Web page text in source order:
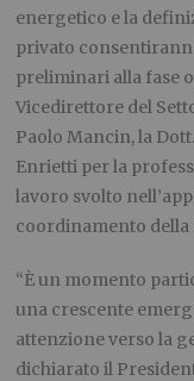
energetico e la
privato
preliminari alla fase
Vicedirettore del
Paolo Mancin, la
Enrietti per la
lavoro svolto
coordinamento della
“È un momento
una crescente
attenzione verso la
dichiarato il